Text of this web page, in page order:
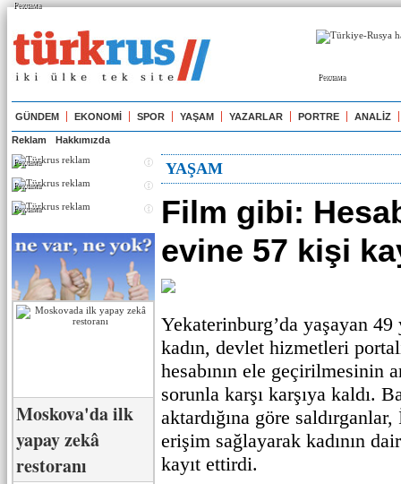
Реклама
Реклама
GÜNDEM EKONOMİ SPOR YAŞAM YAZARLAR PORTRE ANALİZ
Reklam Hakkımızda
Реклама
Реклама
Реклама
Moskova'da ilk
yapay zekâ
restoranı
YAŞAM
Film gibi:
evine 57 kişi
Yekaterinburg’da yaşayan
kadın, devlet hizmetleri
hesabının ele geçirilmesinin
sorunla karşı karşıya kaldı.
aktardığına göre
erişim sağlayarak kadının
kayıt ettirdi.